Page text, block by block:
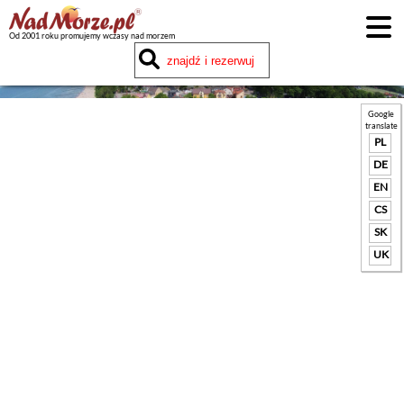
Od 2001 roku promujemy wczasy nad morzem
Google
translate
PL
DE
EN
CS
SK
UK